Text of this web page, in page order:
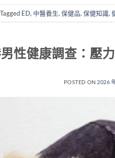
Tagged ED, 中醫養生, 保健品, 保健知識,
性健康調查：壓
POSTED ON 2026